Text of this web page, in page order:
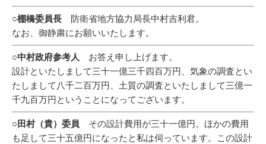
○棚橋委員長 防衛省地方協力局長中村吉利君。
なお、御静粛にお願いいたします。
○中村政府参考人
お答え申し上げます。
設計といたしまして三十一億三千四百万円、気象の調査とい
たしまして八千二百万円、土質の調査といたしまして三億一
千九百万円ということになってございます。
○田村（貴）委員 その設計費用が三十一億円。ほかの費用
も足して三十五億円になったと私は伺っています。この設計